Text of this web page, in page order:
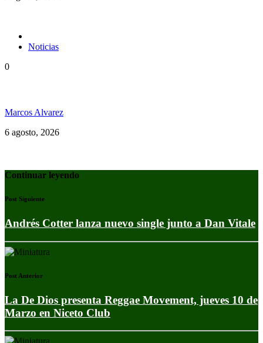
Noticias
0
Marcos Alvarez
6 agosto, 2026
Continuar leyendo
Post Siguiente
Andrés Cotter lanza nuevo single junto a Dan Vitale
Post Anterior
La De Dios presenta Reggae Movement, jueves 10 de
Marzo en Niceto Club